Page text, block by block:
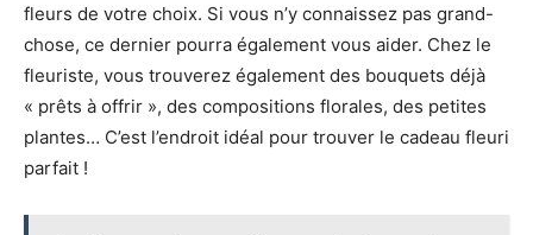
fleurs de votre choix. Si vous n’y connaissez pas grand-
chose, ce dernier pourra également vous aider. Chez le
fleuriste, vous trouverez également des bouquets déjà
« prêts à offrir », des compositions florales, des petites
plantes… C’est l’endroit idéal pour trouver le cadeau fleuri
parfait !